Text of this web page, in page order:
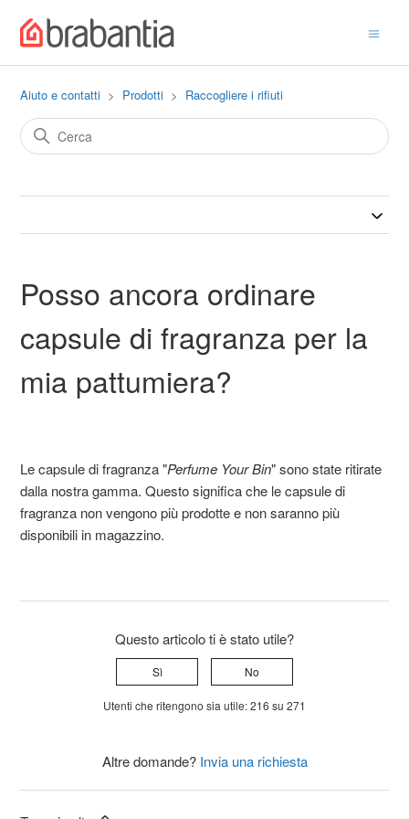
Aiuto e contatti Prodotti Raccogliere i rifiuti
Posso ancora ordinare
capsule di fragranza per la
mia pattumiera?
Le capsule di fragranza "Perfume Your Bin" sono state ritirate
dalla nostra gamma. Questo significa che le capsule di
fragranza non vengono più prodotte e non saranno più
disponibili in magazzino.
Questo articolo ti è stato utile?
Sì No
Utenti che ritengono sia utile: 216 su 271
Altre domande? Invia una richiesta